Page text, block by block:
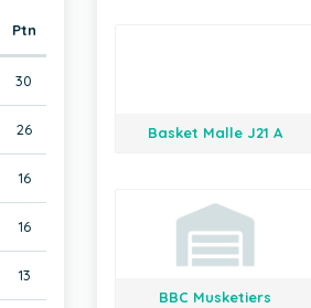
Ptn
30
26
16
16
13
Basket Malle J21 A
BBC Musketiers